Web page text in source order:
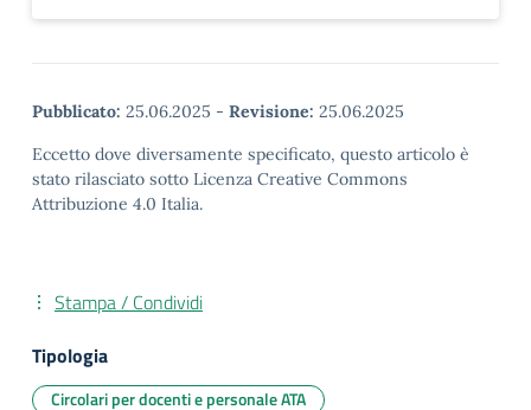
Pubblicato: 25.06.2025 - Revisione: 25.06.2025
Eccetto dove diversamente specificato, questo articolo è
stato rilasciato sotto Licenza Creative Commons
Attribuzione 4.0 Italia.
Stampa / Condividi
Tipologia
Circolari per docenti e personale ATA